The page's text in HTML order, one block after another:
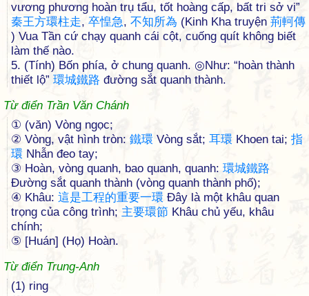
vương phương hoàn trụ tẩu, tốt hoàng cấp, bất tri sở vi”
秦王方環柱走, 卒惶急, 不知所為 (Kinh Kha truyện 荊軻傳
) Vua Tần cứ chạy quanh cái cột, cuống quít không biết
làm thế nào.
5. (Tính) Bốn phía, ở chung quanh. ◎Như: “hoàn thành
thiết lộ” 環城鐵路 đường sắt quanh thành.
Từ điển Trần Văn Chánh
① (văn) Vòng ngọc;
② Vòng, vật hình tròn: 鐵環 Vòng sắt; 耳環 Khoen tai; 指
環 Nhẫn đeo tay;
③ Hoàn, vòng quanh, bao quanh, quanh: 環城鐵路
Đường sắt quanh thành (vòng quanh thành phố);
④ Khâu: 這是工程的重要一環 Đây là một khâu quan
trọng của công trình; 主要環節 Khâu chủ yếu, khâu
chính;
⑤ [Huán] (Họ) Hoàn.
Từ điển Trung-Anh
(1) ring